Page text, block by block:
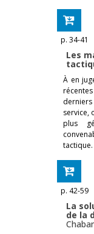
p. 34-41
Les
À en
service,
plus
tactique.
p. 42-59
La
de la